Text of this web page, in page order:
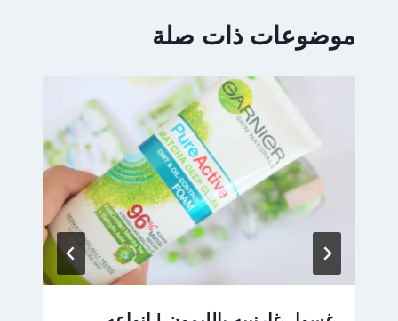
موضوعات ذات صلة